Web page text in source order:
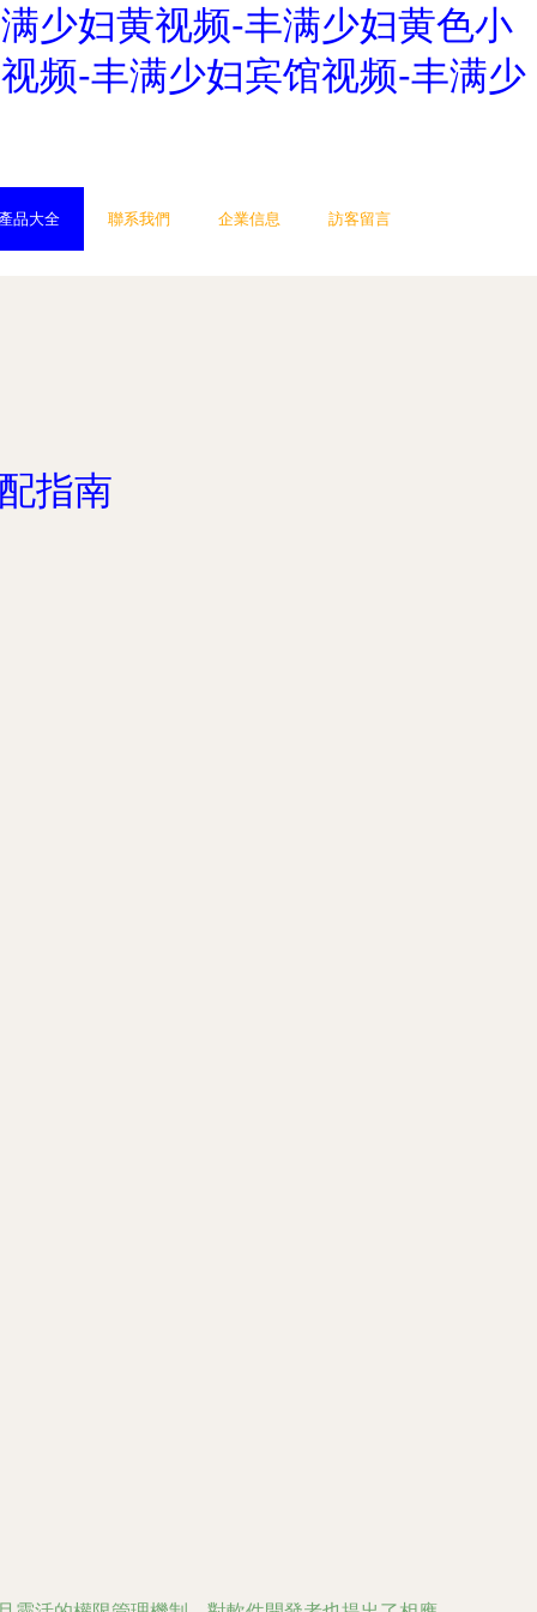
少妇黄视频-丰满少妇黄色小
频-丰满少妇宾馆视频-丰满少
品大全 聯系我們 企業信息 訪客留言
指南